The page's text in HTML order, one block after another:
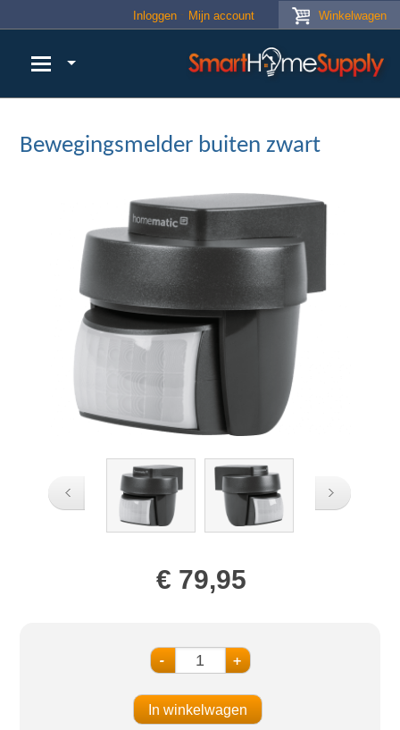
Winkelwagen
Inloggen Mijn account
Bewegingsmelder buiten zwart
€ 79,95
- +